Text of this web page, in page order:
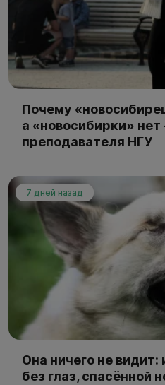
Почему
а «новосибирки»
преподавателя НГУ
7 дней назад
Она ничего не видит:
без глаз, спасённой